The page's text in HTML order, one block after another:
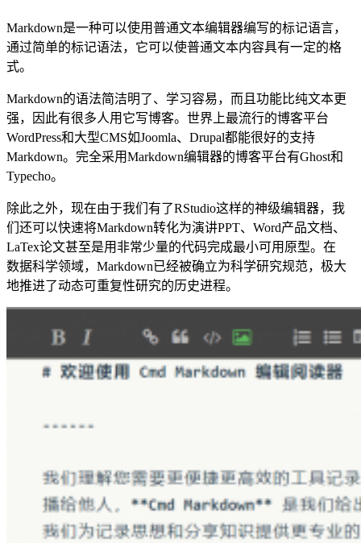
Markdown是一种可以使用普通文本编辑器编写的标记语言，
通过简单的标记语法，它可以使普通文本内容具有一定的格
式。
Markdown的语法简洁明了、学习容易，而且功能比纯文本更
强，因此有很多人用它写博客。世界上最流行的博客平台
WordPress和大型CMS如Joomla、Drupal都能很好的支持
Markdown。完全采用Markdown编辑器的博客平台有Ghost和
Typecho。
除此之外，现在由于我们有了RStudio这样的神级编辑器，我
们还可以快速将Markdown转化为演讲PPT、Word产品文档、
LaTex论文甚至是用非常少量的代码完成最小可用原型。在
数据科学领域，Markdown已经被确立为科学研究规范，极大
地推进了动态可重复性研究的历史进程。